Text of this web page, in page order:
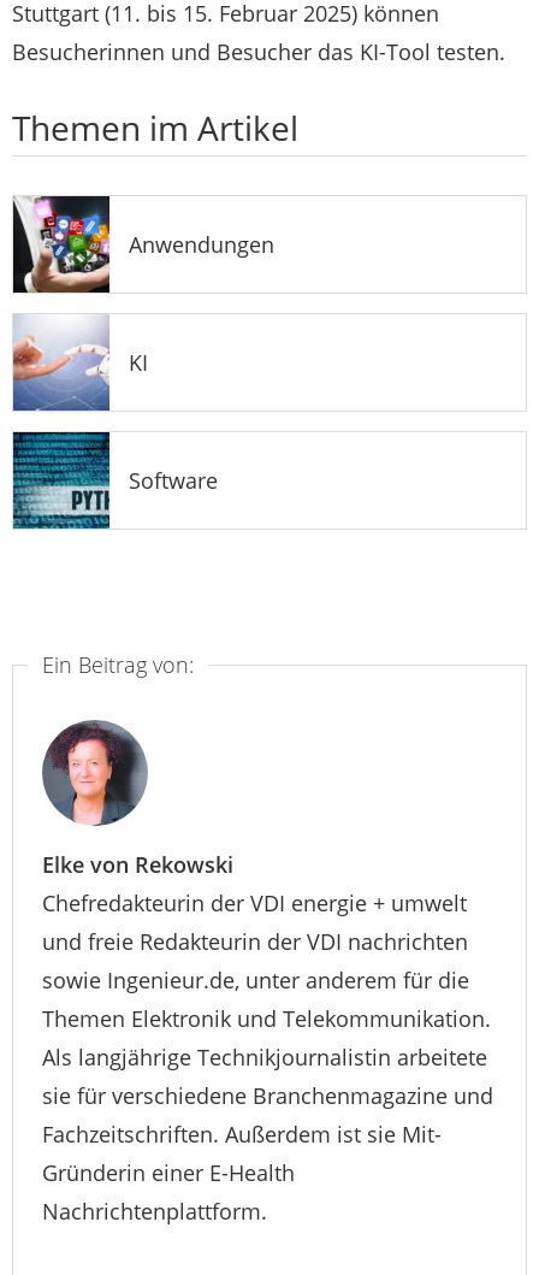
Stuttgart (11. bis 15. Februar 2025) können
Besucherinnen und Besucher das KI-Tool testen.
Themen im Artikel
Anwendungen
KI
Software
Ein Beitrag von:
Elke von Rekowski
Chefredakteurin der VDI energie + umwelt
und freie Redakteurin der VDI nachrichten
sowie Ingenieur.de, unter anderem für die
Themen Elektronik und Telekommunikation.
Als langjährige Technikjournalistin arbeitete
sie für verschiedene Branchenmagazine und
Fachzeitschriften. Außerdem ist sie Mit-
Gründerin einer E-Health
Nachrichtenplattform.